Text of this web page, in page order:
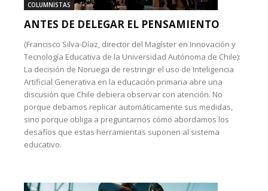
COLUMNISTAS
ANTES DE DELEGAR EL PENSAMIENTO
(Francisco Silva-Díaz, director del Magíster en Innovación y
Tecnología Educativa de la Universidad Autónoma de Chile):
La decisión de Noruega de restringir el uso de Inteligencia
Artificial Generativa en la educación primaria abre una
discusión que Chile debiera observar con atención. No
porque debamos replicar automáticamente sus medidas,
sino porque obliga a preguntarnos cómo abordamos los
desafíos que estas herramientas suponen al sistema
educativo.